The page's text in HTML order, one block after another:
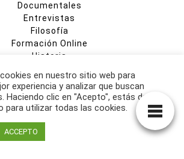
Documentales
Entrevistas
Filosofía
Formación Online
Historia
Lifestyle
Medio Ambiente
Moda
Recetas
en nuestro sitio web para
experiencia y analizar que buscan
Haciendo clic en "Acepto", estás dando
para utilizar todas las cookies.
ACCEPTO